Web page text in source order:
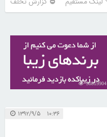
30819904
۱۰:۳۶ ۱۳۹۲/۹/۵